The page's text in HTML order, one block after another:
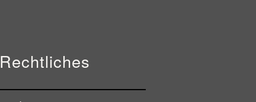
Rechtliches